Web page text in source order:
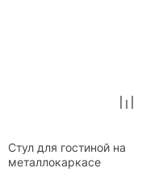
Стул для гостиной на
металлокаркасе